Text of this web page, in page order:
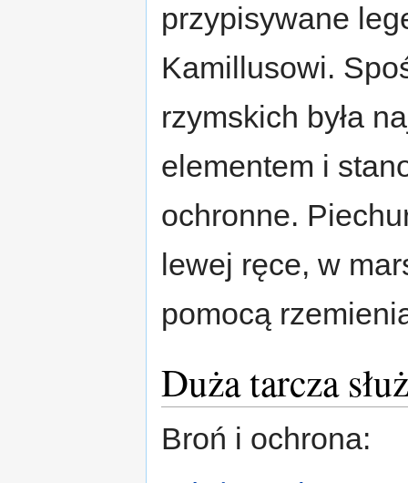
przypisywane
Kamillusowi.
rzymskich była
elementem i
ochronne.
lewej ręce, w
pomocą
Duża tarcza
Broń i ochrona: